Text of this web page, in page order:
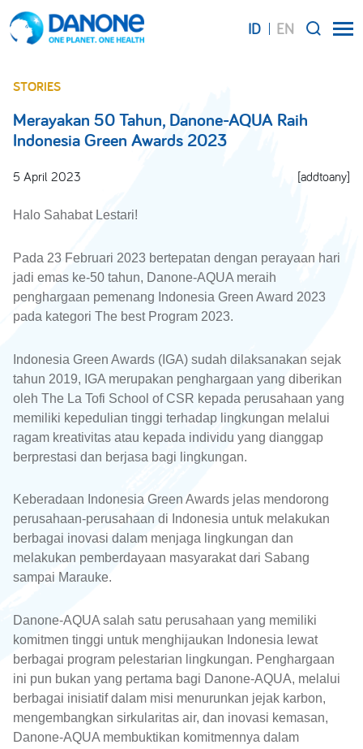
ID EN
STORIES
Merayakan 50 Tahun, Danone-AQUA Raih
Indonesia Green Awards 2023
5 April 2023 [addtoany]
Halo Sahabat Lestari!
Pada 23 Februari 2023 bertepatan dengan perayaan hari
jadi emas ke-50 tahun, Danone-AQUA meraih
penghargaan pemenang Indonesia Green Award 2023
pada kategori The best Program 2023.
Indonesia Green Awards (IGA) sudah dilaksanakan sejak
tahun 2019, IGA merupakan penghargaan yang diberikan
oleh The La Tofi School of CSR kepada perusahaan yang
memiliki kepedulian tinggi terhadap lingkungan melalui
ragam kreativitas atau kepada individu yang dianggap
berprestasi dan berjasa bagi lingkungan.
Keberadaan Indonesia Green Awards jelas mendorong
perusahaan-perusahaan di Indonesia untuk melakukan
berbagai inovasi dalam menjaga lingkungan dan
melakukan pemberdayaan masyarakat dari Sabang
sampai Marauke.
Danone-AQUA salah satu perusahaan yang memiliki
komitmen tinggi untuk menghijaukan Indonesia lewat
berbagai program pelestarian lingkungan. Penghargaan
ini pun bukan yang pertama bagi Danone-AQUA, melalui
berbagai inisiatif dalam misi menurunkan jejak karbon,
mengembangkan sirkularitas air, dan inovasi kemasan,
Danone-AQUA membuktikan komitmennya dalam